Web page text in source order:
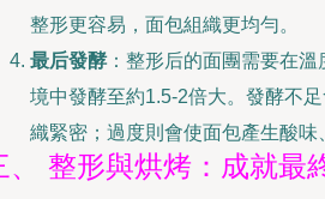
整形更容易，面包組織更均勻。
最后發酵：整形后的面團需要在溫
境中發酵至約1.5-2倍大。發酵不
織緊密；過度則會使面包產生酸味
、 整形與烘烤：成就最